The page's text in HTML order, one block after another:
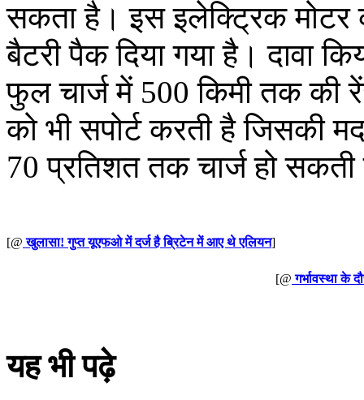
सकता है। इस इलेक्ट्रिक मोटर
बैटरी पैक दिया गया है। दावा
फुल चार्ज में 500 किमी तक की
को भी सपोर्ट करती है जिसकी
70 प्रतिशत तक चार्ज हो
[@ खुलासा! गुप्त यूएफओ में दर्ज है ब्रिटेन में आए थे एलियन]
[@ गर्भावस्था के
यह भी पढ़े